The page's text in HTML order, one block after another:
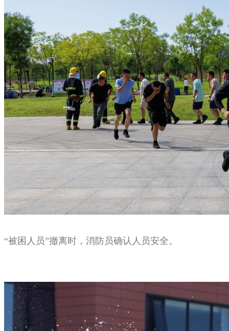
“被困人员”撤离时，消防员确认人员安全。